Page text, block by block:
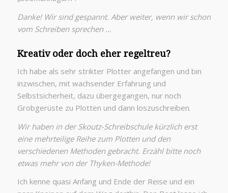
Danke! Wir sind gespannt. Aber weiter, wenn wir schon
vom Schreiben sprechen …
Kreativ oder doch eher regeltreu?
Ich habe als sehr strikter Plotter angefangen und bin
inzwischen, mit wachsender Erfahrung und
Selbstsicherheit, dazu übergegangen, nur noch
Grobgerüste zu Plotten und dann loszuschreiben.
Wir haben in der Skoutz-Schreibschule kürzlich erst
eine mehrteilige Reihe zum Plotten und den
verschiedenen Methoden gebracht. Erzähl bitte noch
etwas mehr von der Thyken-Methode!
Ich kenne quasi Anfang und Ende der Reise und ein